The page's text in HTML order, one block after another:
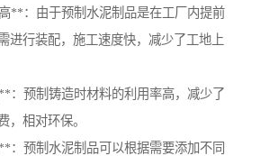
**：由于预制水泥制品是在工厂内提前
进行装配，施工速度快，减少了工地上
：预制铸造时材料的利用率高，减少了
，相对环保。
：预制水泥制品可以根据需要添加不同